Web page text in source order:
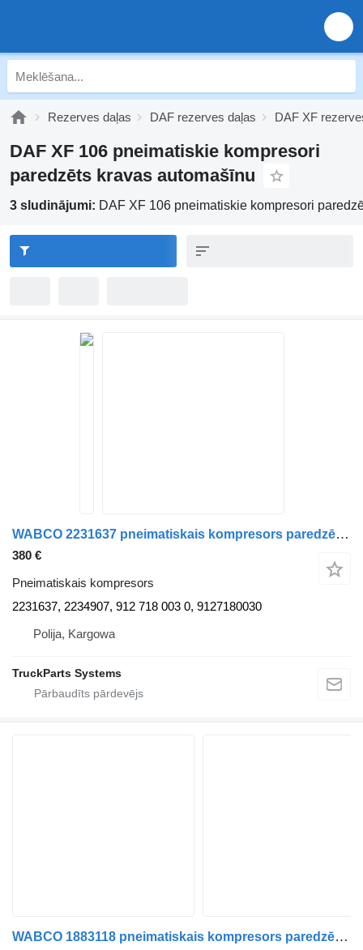
Rezerves daļas DAF rezerves daļas DAF XF
DAF XF 106 pneimatiskie kompresori
paredzēts kravas automašīnu
3 sludinājumi: DAF XF 106 pneimatiskie kompresori
WABCO 2231637 pneimatiskais kompresors paredzēts DAF XF 106 kravas automašīnas
380 €
Pneimatiskais kompresors
2231637, 2234907, 912 718 003 0, 9127180030
Polija, Kargowa
TruckParts Systems
WABCO 1883118 pneimatiskais kompresors paredzēts DAF XF 106 kravas automašīnas